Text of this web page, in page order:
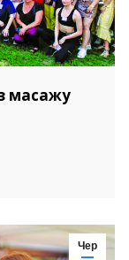
масажу
Чер